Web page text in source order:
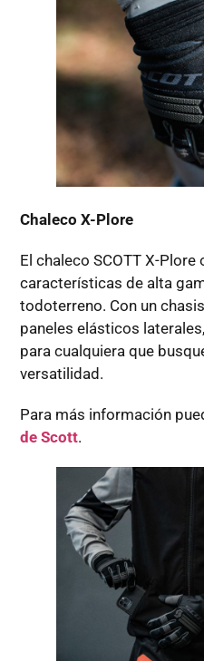
Chaleco X-Plore
El chaleco SCOTT X-
características de alta
todoterreno. Con un
paneles elásticos
para cualquiera que
versatilidad.
Para más información
de Scott.